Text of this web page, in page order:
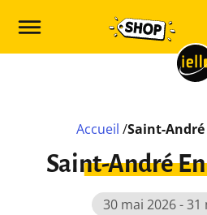
Accueil /Saint-André
Saint-André En
30 mai 2026 - 31